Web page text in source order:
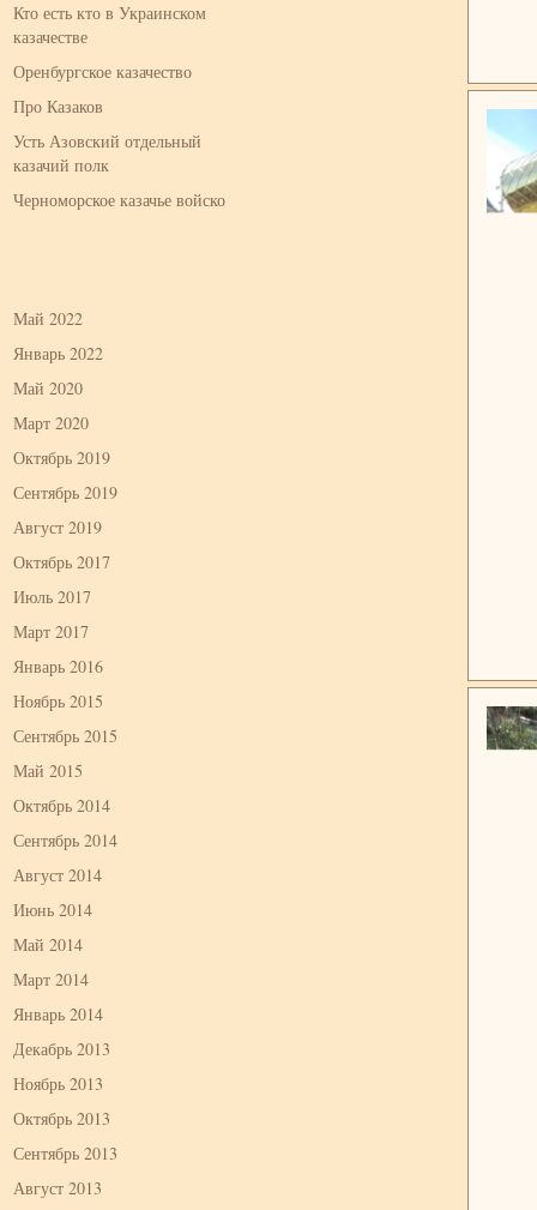
Кто есть кто в Украинском
казачестве
Оренбургское казачество
Про Казаков
Усть Азовский отдельный
казачий полк
Черноморское казачье войско
Май 2022
Январь 2022
Май 2020
Март 2020
Октябрь 2019
Сентябрь 2019
Август 2019
Октябрь 2017
Июль 2017
Март 2017
Январь 2016
Ноябрь 2015
Сентябрь 2015
Май 2015
Октябрь 2014
Сентябрь 2014
Август 2014
Июнь 2014
Май 2014
Март 2014
Январь 2014
Декабрь 2013
Ноябрь 2013
Октябрь 2013
Сентябрь 2013
Август 2013